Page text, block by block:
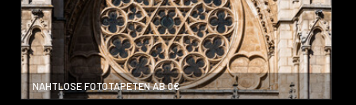
NAHTLOSE FOTOTAPETEN AB 0€